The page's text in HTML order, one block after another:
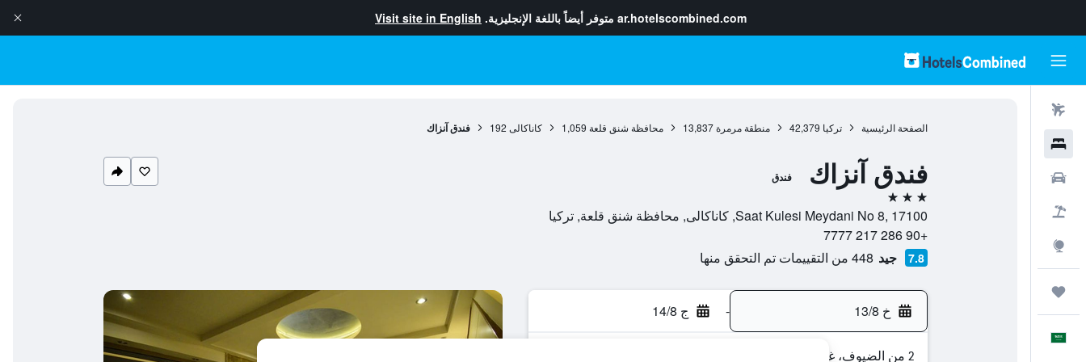
ar.hotelscombined.com متوفر أيضاً باللغة الإنجليزية. Visit site in English
الصفحة الرئيسية تركيا 42,379 منطقة مرمرة 13,837 محافظة شنق قلعة 1,059 كاناكالى 192 فندق آنزاك
فندق آنزاك فندق
3 نجوم
Saat Kulesi Meydani No 8, 17100, كاناكالى, محافظة شنق قلعة, تركيا
+90 286 217 7777
7.8 جيد 448 من التقييمات تم التحقق منها
خ 13/8 - ج 14/8
2 من الضيوف، غرفة واحدة